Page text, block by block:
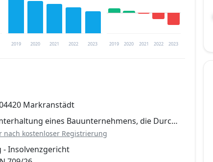
2019 2020 2021 2022 2023 2019 2020 2021 2022 2023
verfügbar
Markranstädt
eines Bauunternehmens, die Durc…
nach kostenloser Registrierung
- Insolvenzgericht